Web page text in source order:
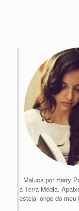
. Maluca por Harry
a Terra Média.
esteja longe do meu